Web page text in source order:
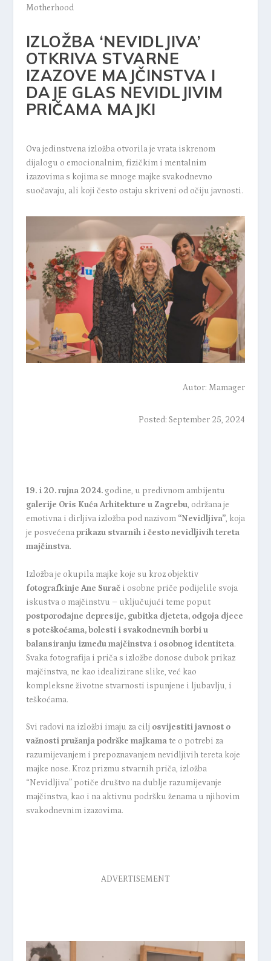
Motherhood
IZLOŽBA ‘NEVIDLJIVA’
OTKRIVA STVARNE
IZAZOVE MAJČINSTVA I
DAJE GLAS NEVIDLJIVIM
PRIČAMA MAJKI
Ova jedinstvena izložba otvorila je vrata iskrenom
dijalogu o emocionalnim, fizičkim i mentalnim
izazovima s kojima se mnoge majke svakodnevno
suočavaju, ali koji često ostaju skriveni od očiju javnosti.
Autor: Mamager
Posted: September 25, 2024
19. i 20. rujna 2024.godine, u predivnom ambijentu
galerije Oris Kuća Arhitekture u Zagrebu, održana je
emotivna i dirljiva izložba pod nazivom “Nevidljiva”, koja
je posvećenaprikazu stvarnih i često nevidljivih tereta
majčinstva.
Izložba je okupila majke koje su kroz objektiv
fotografkinje Ane Surač i osobne priče podijelile svoja
iskustva o majčinstvu – uključujući teme poput
postporođajne depresije, gubitka djeteta, odgoja djece
s poteškoćama, bolesti i svakodnevnih borbi u
balansiranju između majčinstva i osobnog identiteta.
Svaka fotografija i priča s izložbe donose dubok prikaz
majčinstva, ne kao idealizirane slike, već kao
kompleksne životne stvarnosti ispunjene i ljubavlju, i
teškoćama.
Svi radovi na izložbi imaju za cilj osvijestiti javnost o
važnosti pružanja podrške majkamate o potrebi za
razumijevanjem i prepoznavanjem nevidljivih tereta koje
majke nose. Kroz prizmu stvarnih priča, izložba
“Nevidljiva” potiče društvo na dublje razumijevanje
majčinstva, kao i na aktivnu podršku ženama u njihovim
svakodnevnim izazovima.
ADVERTISEMENT